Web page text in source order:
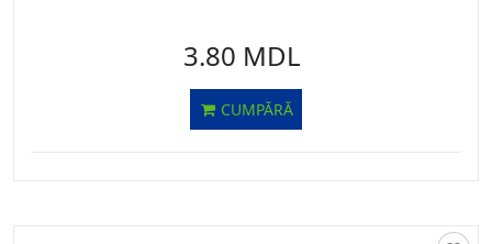
3.80 MDL
CUMPĂRĂ